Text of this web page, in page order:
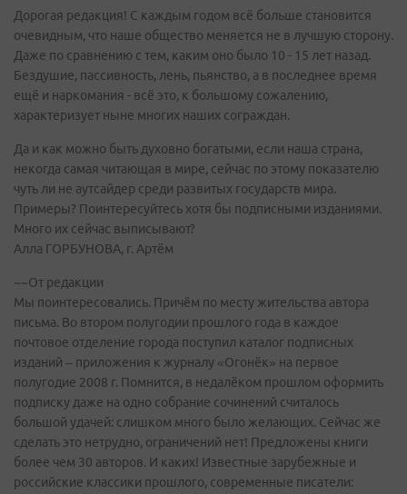
Дорогая редакция! С каждым годом всё больше становится
очевидным, что наше общество меняется не в лучшую сторону.
Даже по сравнению с тем, каким оно было 10 - 15 лет назад.
Бездушие, пассивность, лень, пьянство, а в последнее время
ещё и наркомания - всё это, к большому сожалению,
характеризует ныне многих наших сограждан.
Да и как можно быть духовно богатыми, если наша страна,
некогда самая читающая в мире, сейчас по этому показателю
чуть ли не аутсайдер среди развитых государств мира.
Примеры? Поинтересуйтесь хотя бы подписными изданиями.
Много их сейчас выписывают?
Алла ГОРБУНОВА, г. Артём
~~От редакции
Мы поинтересовались. Причём по месту жительства автора
письма. Во втором полугодии прошлого года в каждое
почтовое отделение города поступил каталог подписных
изданий – приложения к журналу «Огонёк» на первое
полугодие 2008 г. Помнится, в недалёком прошлом оформить
подписку даже на одно собрание сочинений считалось
большой удачей: слишком много было желающих. Сейчас же
сделать это нетрудно, ограничений нет! Предложены книги
более чем 30 авторов. И каких! Известные зарубежные и
российские классики прошлого, современные писатели: